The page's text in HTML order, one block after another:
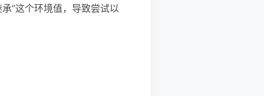
”这个环境值，导致尝试以